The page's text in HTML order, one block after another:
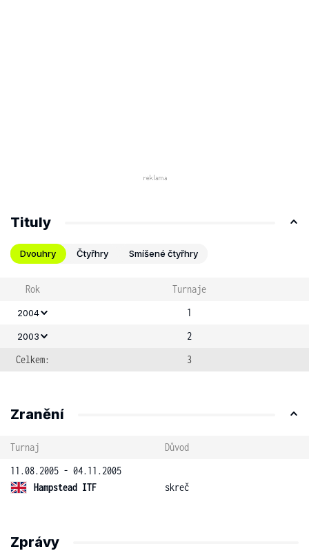
Tituly
Dvouhry Čtyřhry Smíšené čtyřhry
Rok Turnaje
2004 1
2003
2
Celkem:
3
Zranění
Turnaj
Důvod
11.08.2005 - 04.11.2005
Hampstead ITF
skreč
Zprávy